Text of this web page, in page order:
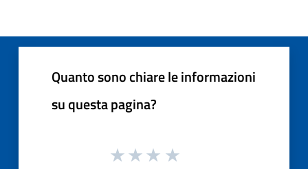
Quanto sono chiare le informazioni
su questa pagina?